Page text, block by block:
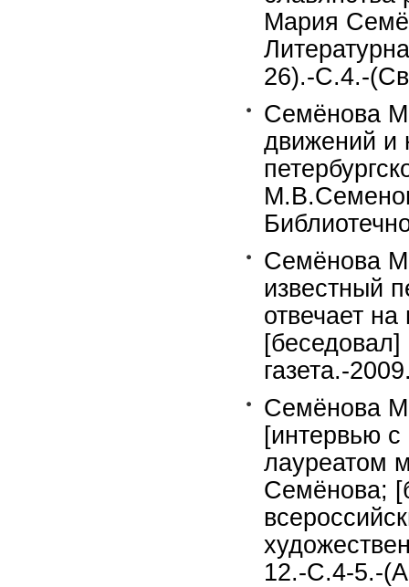
Мария
26).-С.4.-
Семёнова
движений и
Семёнова
известный
отвечает
газета.-
Семёнова
[интервью
лауреатом
Семёнова;
12.-С.4-5.-